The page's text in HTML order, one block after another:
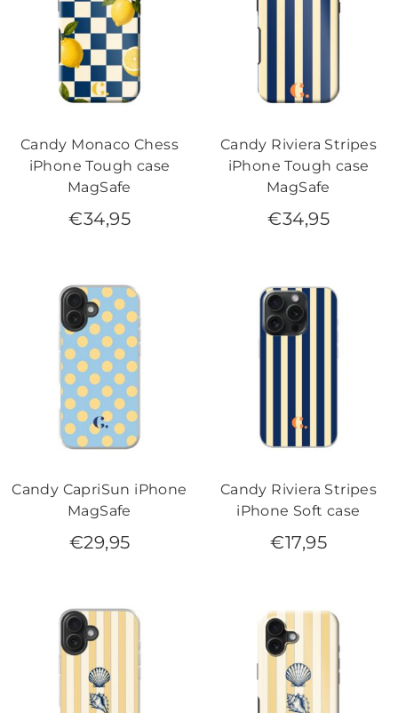
Candy Monaco Chess
iPhone Tough case
MagSafe
€34,95
Candy Riviera Stripes
iPhone Tough case
MagSafe
€34,95
Candy CapriSun iPhone
MagSafe
€29,95
Candy Riviera Stripes
iPhone Soft case
€17,95